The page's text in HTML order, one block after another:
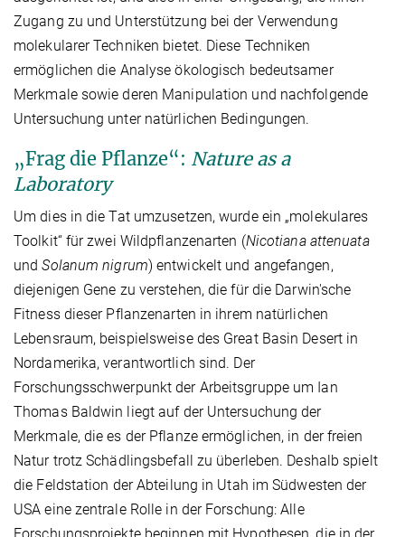
Zugang zu und Unterstützung bei der Verwendung
molekularer Techniken bietet. Diese Techniken
ermöglichen die Analyse ökologisch bedeutsamer
Merkmale sowie deren Manipulation und nachfolgende
Untersuchung unter natürlichen Bedingungen.
„Frag die Pflanze“: Nature as a
Laboratory
Um dies in die Tat umzusetzen, wurde ein „molekulares
Toolkit“ für zwei Wildpflanzenarten (Nicotiana attenuata
undSolanum nigrum) entwickelt und angefangen,
diejenigen Gene zu verstehen, die für die Darwin'sche
Fitness dieser Pflanzenarten in ihrem natürlichen
Lebensraum, beispielsweise des Great Basin Desert in
Nordamerika, verantwortlich sind. Der
Forschungsschwerpunkt der Arbeitsgruppe um Ian
Thomas Baldwin liegt auf der Untersuchung der
Merkmale, die es der Pflanze ermöglichen, in der freien
Natur trotz Schädlingsbefall zu überleben. Deshalb spielt
die Feldstation der Abteilung in Utah im Südwesten der
USA eine zentrale Rolle in der Forschung: Alle